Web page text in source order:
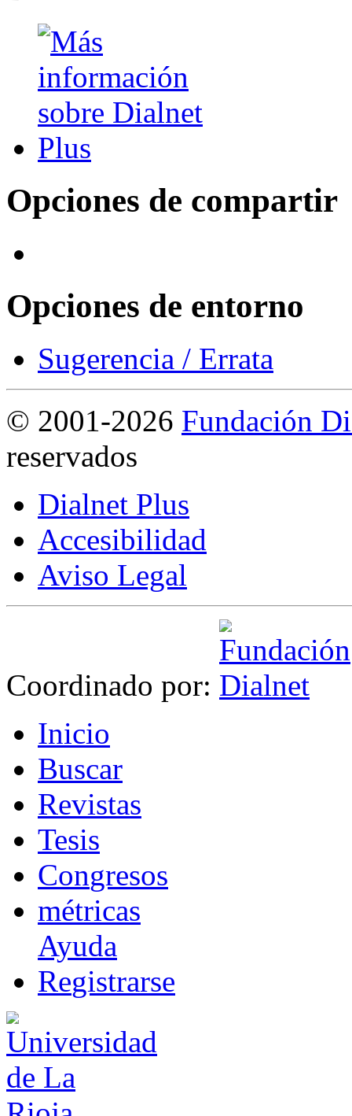
Opciones de compartir
Opciones de entorno
Sugerencia / Errata
© 2001-2026 Fundación
reservados
Dialnet Plus
Accesibilidad
Aviso Legal
Coordinado por:
Inicio
Buscar
Revistas
Tesis
Congresos
métricas
Ayuda
Registrarse